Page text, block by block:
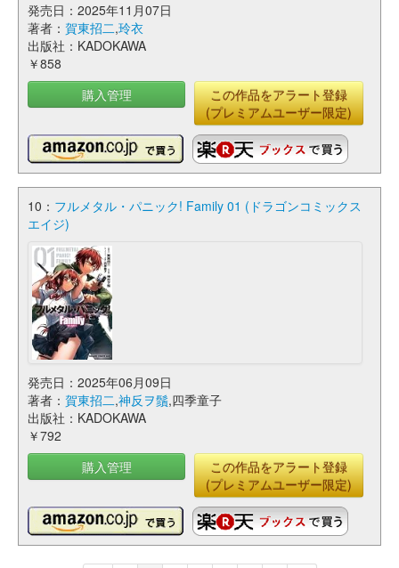
発売日：2025年11月07日
著者： 賀東招二,玲衣
出版社：KADOKAWA
￥858
購入管理
この作品をアラート登録
(プレミアムユーザー限定)
10： フルメタル・パニック! Family 01 (ドラゴンコミックス
エイジ)
発売日：2025年06月09日
著者： 賀東招二,神反ヲ鬚,四季童子
出版社：KADOKAWA
￥792
購入管理
この作品をアラート登録
(プレミアムユーザー限定)